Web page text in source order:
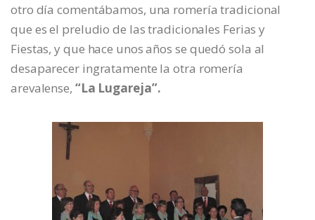
otro día comentábamos, una romería tradicional
que es el preludio de las tradicionales Ferias y
Fiestas, y que hace unos años se quedó sola al
desaparecer ingratamente la otra romería
arevalense, “La Lugareja”.